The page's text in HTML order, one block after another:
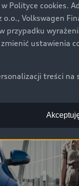
Polityce cookies.
Volkswagen
przypadku
ustawienia
treści na